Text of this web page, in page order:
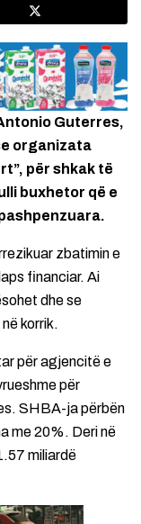
Guterres,
organizata
për shkak të
buxhetor që e
zbatimin e
financiar. Ai
dhe se
korrik.
për agjencitë e
për
SHBA-ja përbën
me 20%. Deri në
miliardë